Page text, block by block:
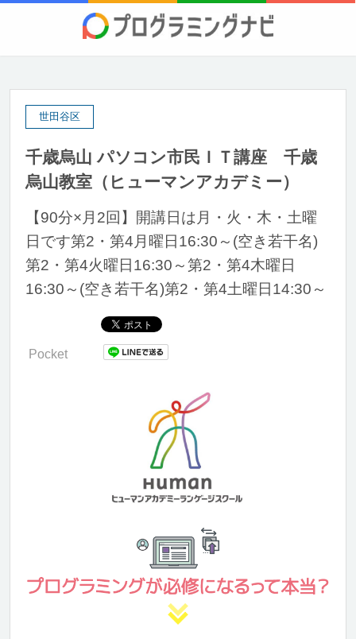
世田谷区
千歳烏山 パソコン市民ＩＴ講座 千歳
烏山教室（ヒューマンアカデミー）
【90分×月2回】開講日は月・火・木・土曜
日です第2・第4月曜日16:30～(空き若干名)
第2・第4火曜日16:30～第2・第4木曜日
16:30～(空き若干名)第2・第4土曜日14:30～
Pocket